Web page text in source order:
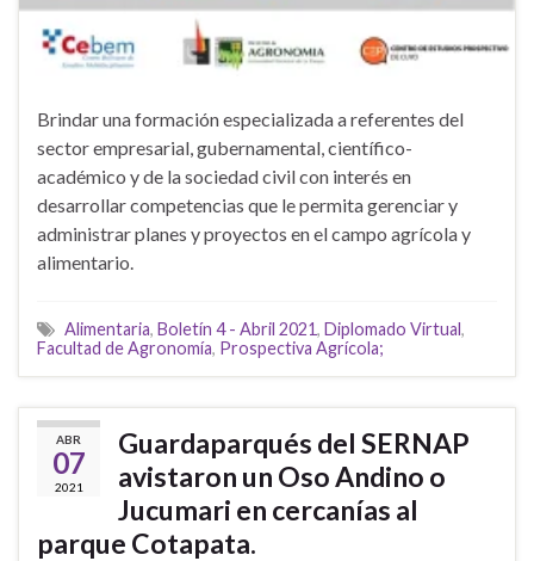
Brindar una formación especializada a referentes del
sector empresarial, gubernamental, científico-
académico y de la sociedad civil con interés en
desarrollar competencias que le permita gerenciar y
administrar planes y proyectos en el campo agrícola y
alimentario.
Alimentaria, Boletín 4 - Abril 2021, Diplomado Virtual,
Facultad de Agronomía, Prospectiva Agrícola;
ABR
07
2021
Guardaparqués del SERNAP
avistaron un Oso Andino o
Jucumari en cercanías al
parque Cotapata.